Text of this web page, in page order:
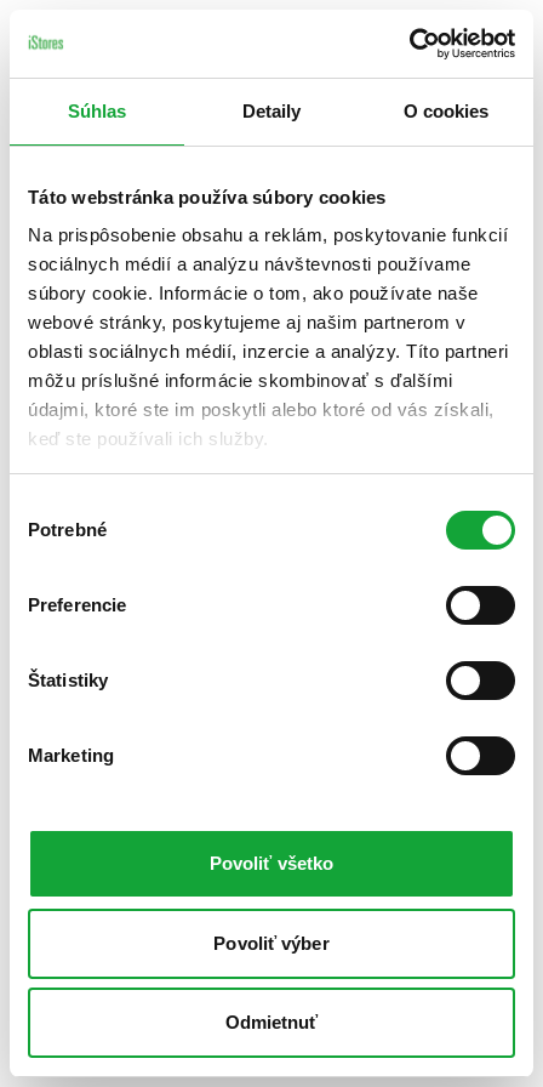
Súhlas Detaily O cookies
Táto webstránka používa súbory cookies
Na prispôsobenie obsahu a reklám, poskytovanie funkcií
sociálnych médií a analýzu návštevnosti používame
súbory cookie. Informácie o tom, ako používate naše
webové stránky, poskytujeme aj našim partnerom v
oblasti sociálnych médií, inzercie a analýzy. Títo partneri
môžu príslušné informácie skombinovať s ďalšími
údajmi, ktoré ste im poskytli alebo ktoré od vás získali,
keď ste používali ich služby.
súhlasu
Potrebné
Preferencie
Štatistiky
Marketing
Povoliť všetko
Povoliť výber
Odmietnuť